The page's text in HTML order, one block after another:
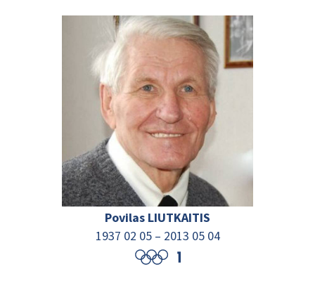
Povilas LIUTKAITIS
1937 02 05 – 2013 05 04